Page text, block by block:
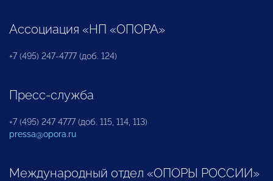
Ассоциация «НП «ОПОРА»
+7 (495) 247-4777 (доб. 124)
Пресс-служба
+7 (495) 247 4777 (доб. 115, 114, 113)
pressa@opora.ru
Международный отдел «ОПОРЫ РОССИИ»